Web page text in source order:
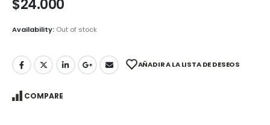
$24.000
Availability: Out of stock
AÑADIR A LA LISTA DE DESEOS
COMPARE